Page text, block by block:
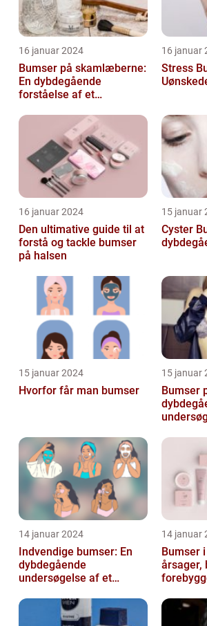
16 januar 2024
Bumser på skamlæberne:
En dybdegående
forståelse af et
16 januar
Stress
16 januar 2024
Den ultimative guide til at
forstå og tackle bumser
på halsen
15 januar
Cyster
15 januar 2024
Hvorfor får man bumser
15 januar
Bumser
14 januar 2024
Indvendige bumser: En
dybdegående
undersøgelse af et
frustrerende
skønhedsproblem
14 januar
Bumser
årsager,